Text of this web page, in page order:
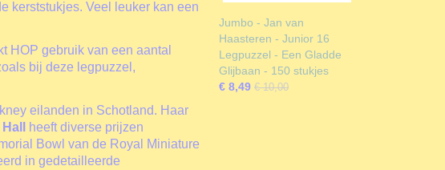
kerststukjes. Veel leuker kan een
HOP gebruik van een aantal
bij deze legpuzzel,
eilanden in Schotland. Haar
heeft diverse prijzen
Bowl van de Royal Miniature
in gedetailleerde
Jumbo - Jan van
Haasteren - Junior 16
Legpuzzel - Een Gladde
Glijbaan - 150 stukjes
€ 8,49 € 10,00